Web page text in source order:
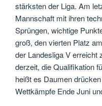
stärksten der Liga. Am
Mannschaft mit ihren
Sprüngen, wichtige
groß, den vierten Platz
der Landesliga V erreicht
derzeit, die Qualifikation
heißt es Daumen
Wettkämpfe Ende Juni